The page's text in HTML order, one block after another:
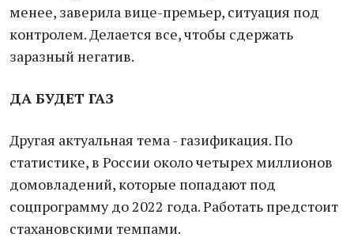
менее, заверила вице-премьер, ситуация под
контролем. Делается все, чтобы сдержать
заразный негатив.
ДА БУДЕТ ГАЗ
Другая актуальная тема - газификация. По
статистике, в России около четырех миллионов
домовладений, которые попадают под
соцпрограмму до 2022 года. Работать предстоит
стахановскими темпами.